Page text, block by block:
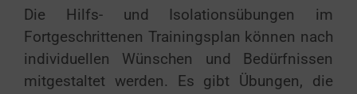
Die Hilfs- und Isolationsübungen im
Fortgeschrittenen Trainingsplan können nach
individuellen Wünschen und Bedürfnissen
mitgestaltet werden. Es gibt Übungen, die